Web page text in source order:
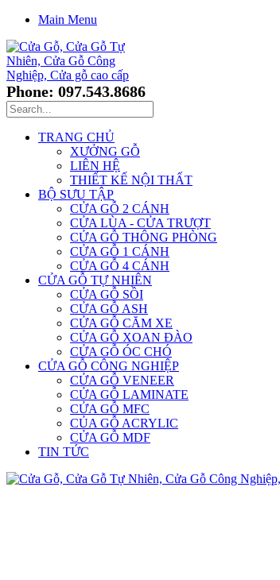
Main Menu
Phone: 097.543.8686
TRANG CHỦ
XƯỞNG GỖ
LIÊN HỆ
THIẾT KẾ NỘI THẤT
BỘ SƯU TẬP
CỬA GỖ 2 CÁNH
CỬA LÙA - CỬA TRƯỢT
CỬA GỖ THÔNG PHÒNG
CỬA GỖ 1 CÁNH
CỬA GỖ 4 CÁNH
CỬA GỖ TỰ NHIÊN
CỬA GỖ SỒI
CỬA GỖ ASH
CỬA GỖ CĂM XE
CỬA GỖ XOAN ĐÀO
CỬA GỖ ÓC CHÓ
CỬA GỖ CÔNG NGHIỆP
CỬA GỖ VENEER
CỬA GỖ LAMINATE
CỬA GỖ MFC
CỦA GỖ ACRYLIC
CỬA GỖ MDF
TIN TỨC